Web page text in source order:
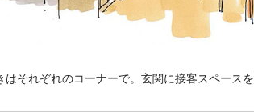
それぞれのコーナーで。玄関に接客スペース